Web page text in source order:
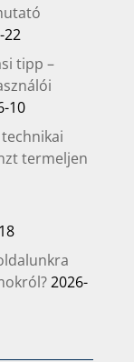
22
tipp –
10
termeljen
2026-